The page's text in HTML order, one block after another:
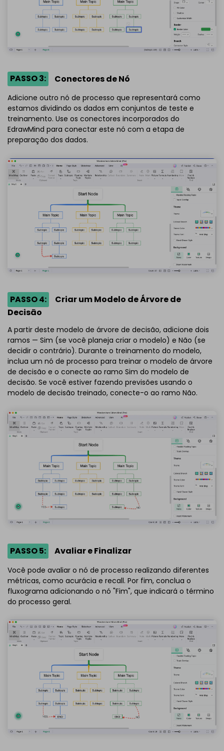
PASSO 3: Conectores de Nó
Adicione outro nó de processo que representará como
estamos dividindo os dados em conjuntos de teste e
treinamento. Use os conectores incorporados do
EdrawMind para conectar este nó com a etapa de
preparação dos dados.
PASSO 4:
Criar um Modelo de Árvore de
Decisão
A partir deste modelo de árvore de decisão, adicione dois
ramos — Sim (se você planeja criar o modelo) e Não (se
decidir o contrário). Durante o treinamento do modelo,
inclua um nó de processo para treinar o modelo de árvore
de decisão e o conecte ao ramo Sim do modelo de
decisão. Se você estiver fazendo previsões usando o
modelo de decisão treinado, conecte-o ao ramo Não.
PASSO 5: Avaliar e Finalizar
Você pode avaliar o nó de processo realizando diferentes
métricas, como acurácia e recall. Por fim, conclua o
fluxograma adicionando o nó "Fim", que indicará o término
do processo geral.